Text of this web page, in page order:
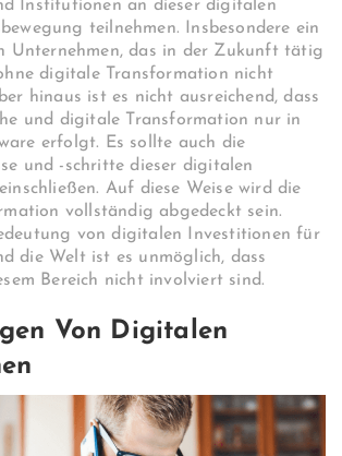
Institutionen an dieser digitalen
teilnehmen. Insbesondere ein
Unternehmen, das in der Zukunft tätig
digitale Transformation nicht
hinaus ist es nicht ausreichend, dass
und digitale Transformation nur in
erfolgt. Es sollte auch die
und -schritte dieser digitalen
Auf diese Weise wird die
vollständig abgedeckt sein.
von digitalen Investitionen für
die Welt ist es unmöglich, dass
Bereich nicht involviert sind.
Von Digitalen